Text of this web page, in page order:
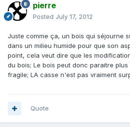
pierre
Posted July 17, 2012
Juste comme ça, un bois qui séjourne
dans un milieu humide pour que son
point, cela veut dire que les
du bois; Le bois peut donc paraitre
fragile; LA casse n'est pas vraiment
Quote